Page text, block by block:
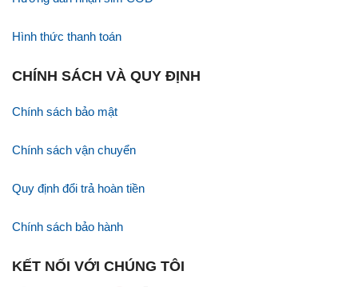
Hình thức thanh toán
CHÍNH SÁCH VÀ QUY ĐỊNH
Chính sách bảo mật
Chính sách vận chuyển
Quy định đổi trả hoàn tiền
Chính sách bảo hành
KẾT NỐI VỚI CHÚNG TÔI